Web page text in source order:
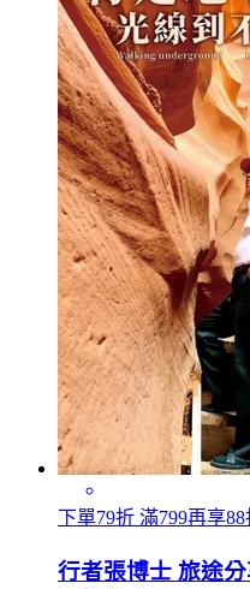
下單79折 滿799再享88
行者張博士 旅途